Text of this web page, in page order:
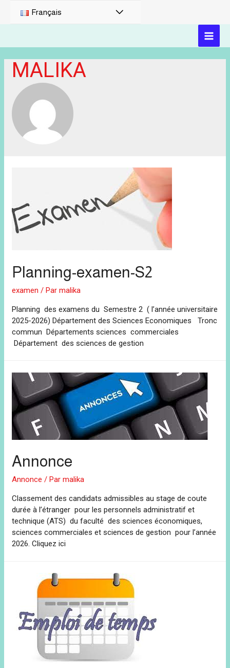
Français PERMUTATEUR
MENU
MALIKA
Planning-examen-S2
examen / Parmalika
Planning des examens du Semestre 2 ( l’année universitaire
2025-2026) Département des Sciences Economiques Tronc
commun Départements sciences commerciales
Département des sciences de gestion
Annonce
Annonce / Parmalika
Classement des candidats admissibles au stage de coute
durée à l’étranger pour les personnels administratif et
technique (ATS) du faculté des sciences économiques,
sciences commerciales et sciences de gestion pour l’année
2026. Cliquez ici